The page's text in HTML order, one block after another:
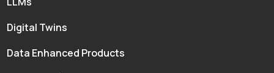
Digital Twins
Data Enhanced Products